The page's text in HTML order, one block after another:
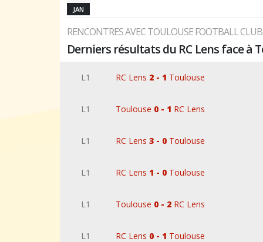
JAN
RENCONTRES AVEC TOULOUSE FOOTBALL CLUB
Derniers résultats du RC Lens face à
L1 RC Lens 2 - 1 Toulouse
L1 Toulouse 0 - 1 RC Lens
L1 RC Lens3 - 0 Toulouse
L1 RC Lens 1 - 0 Toulouse
L1 Toulouse 0 - 2 RC Lens
L1 RC Lens 0 - 1 Toulouse